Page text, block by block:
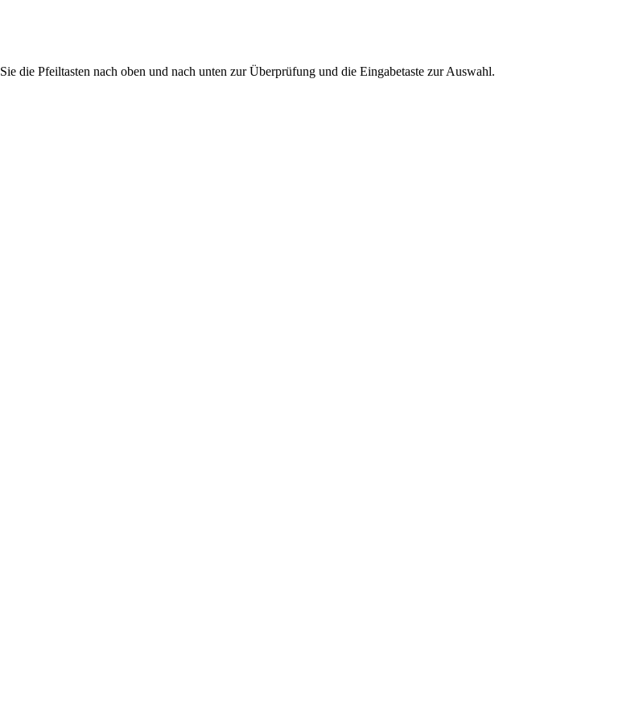
die Pfeiltasten nach oben und nach unten zur Überprüfung und die Eingabetaste zur Auswahl.